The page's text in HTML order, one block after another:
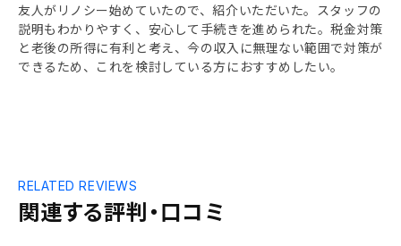
友人がリノシー始めていたので、紹介いただいた。スタッフの
説明もわかりやすく、安心して手続きを進められた。税金対策
と老後の所得に有利と考え、今の収入に無理ない範囲で対策が
できるため、これを検討している方におすすめしたい。
関連する評判・口コミ
RELATED REVIEWS